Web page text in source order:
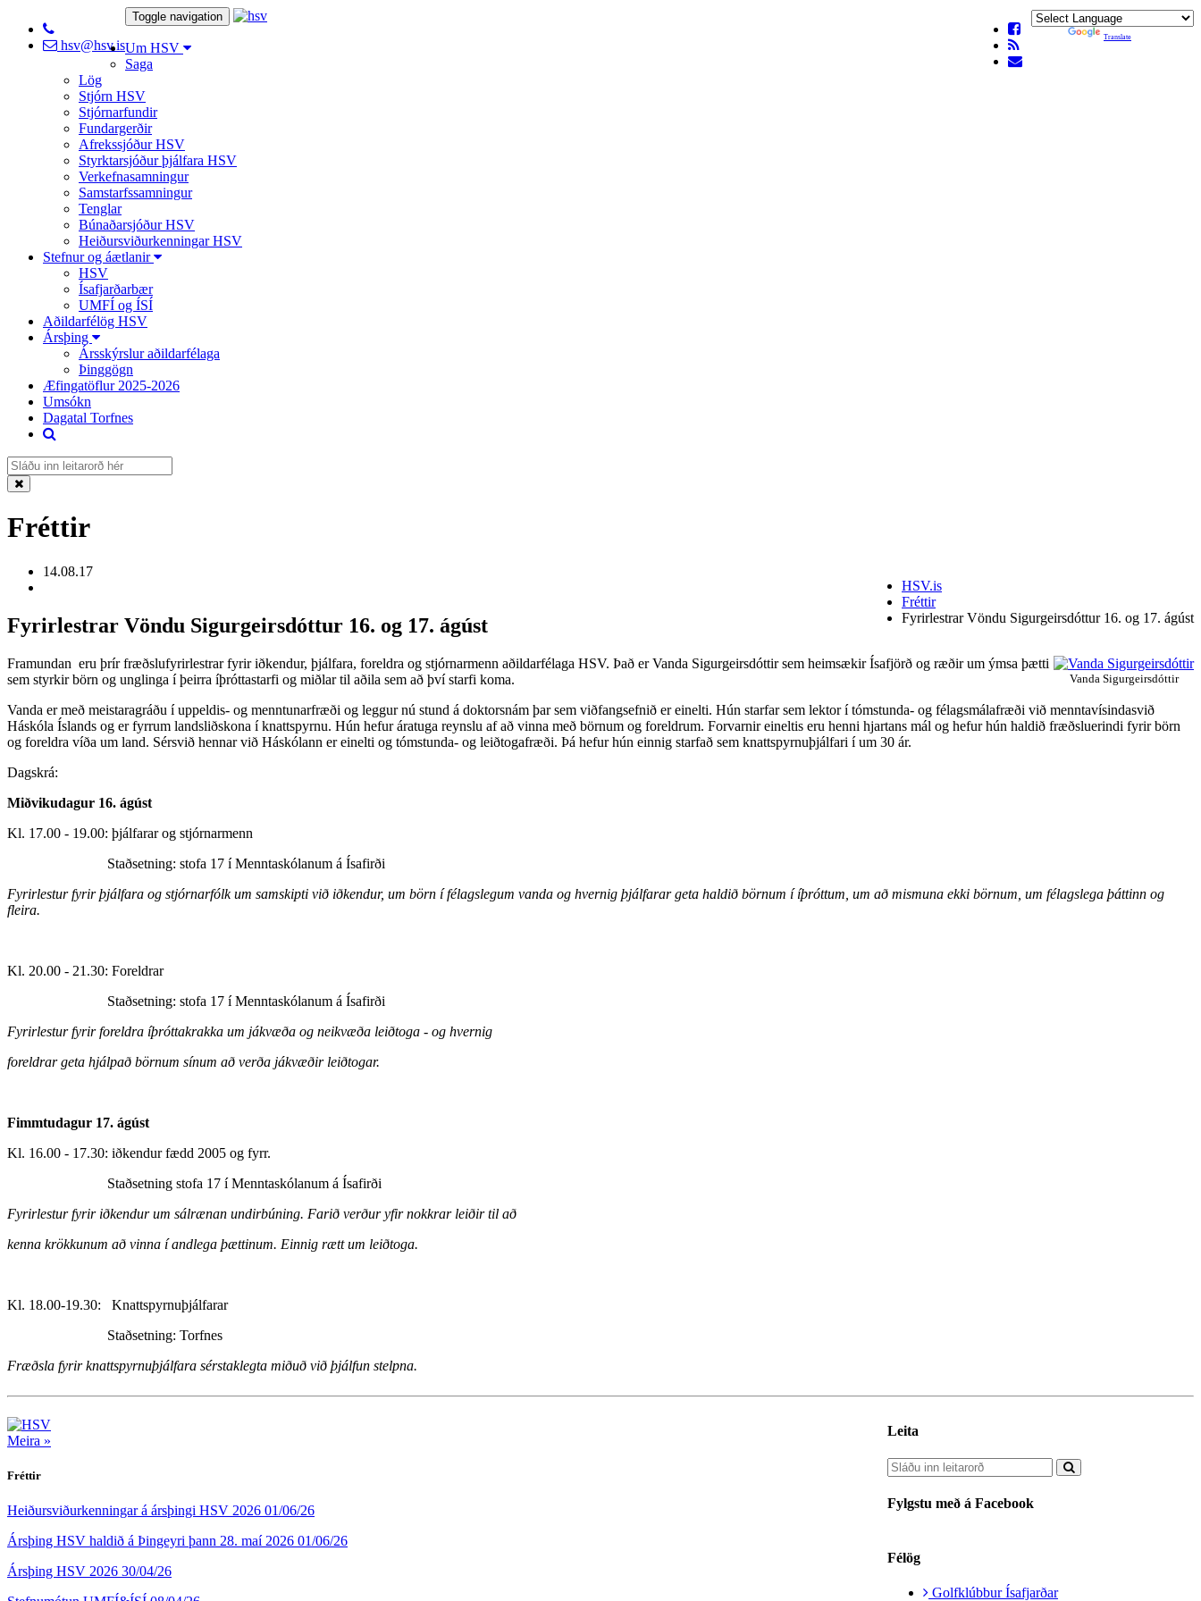
hsv@hsv.is
Translate
Toggle navigation
Um HSV
Saga
Lög
Stjórn HSV
Stjórnarfundir
Fundargerðir
Afrekssjóður HSV
Styrktarsjóður þjálfara HSV
Verkefnasamningur
Samstarfssamningur
Tenglar
Búnaðarsjóður HSV
Heiðursviðurkenningar HSV
Stefnur og áætlanir
HSV
Ísafjarðarbær
UMFÍ og ÍSÍ
Aðildarfélög HSV
Ársþing
Ársskýrslur aðildarfélaga
Þinggögn
Æfingatöflur 2025-2026
Umsókn
Dagatal Torfnes
Fréttir
HSV.is
Fréttir
Fyrirlestrar Vöndu Sigurgeirsdóttur 16. og 17. ágúst
14.08.17
Fyrirlestrar Vöndu Sigurgeirsdóttur 16. og 17. ágúst
Vanda Sigurgeirsdóttir
Framundan eru þrír fræðslufyrirlestrar fyrir iðkendur, þjálfara, foreldra og stjórnarmenn aðildarfélaga HSV. Það er Vanda Sigurgeirsdóttir sem heimsækir Ísafjörð og ræðir um ýmsa þætti
sem styrkir börn og unglinga í þeirra íþróttastarfi og miðlar til aðila sem að því starfi koma.
Vanda er með meistaragráðu í uppeldis- og menntunarfræði og leggur nú stund á doktorsnám þar sem viðfangsefnið er einelti. Hún starfar sem lektor í tómstunda- og félagsmálafræði við menntavísindasvið
Háskóla Íslands og er fyrrum landsliðskona í knattspyrnu. Hún hefur áratuga reynslu af að vinna með börnum og foreldrum. Forvarnir eineltis eru henni hjartans mál og hefur hún haldið fræðsluerindi fyrir börn
og foreldra víða um land. Sérsvið hennar við Háskólann er einelti og tómstunda- og leiðtogafræði. Þá hefur hún einnig starfað sem knattspyrnuþjálfari í um 30 ár.
Dagskrá:
Miðvikudagur 16. ágúst
Kl. 17.00 - 19.00: þjálfarar og stjórnarmenn
Staðsetning: stofa 17 í Menntaskólanum á Ísafirði
Fyrirlestur fyrir þjálfara og stjórnarfólk um samskipti við iðkendur, um börn í félagslegum vanda og hvernig þjálfarar geta haldið börnum í íþróttum, um að mismuna ekki börnum, um félagslega þáttinn og
fleira.
Kl. 20.00 - 21.30: Foreldrar
Staðsetning: stofa 17 í Menntaskólanum á Ísafirði
Fyrirlestur fyrir foreldra íþróttakrakka um jákvæða og neikvæða leiðtoga - og hvernig
foreldrar geta hjálpað börnum sínum að verða jákvæðir leiðtogar.
Fimmtudagur 17. ágúst
Kl. 16.00 - 17.30: iðkendur fædd 2005 og fyrr.
Staðsetning stofa 17 í Menntaskólanum á Ísafirði
Fyrirlestur fyrir iðkendur um sálrænan undirbúning. Farið verður yfir nokkrar leiðir til að
kenna krökkunum að vinna í andlega þættinum. Einnig rætt um leiðtoga.
Kl. 18.00-19.30: Knattspyrnuþjálfarar
Staðsetning: Torfnes
Fræðsla fyrir knattspyrnuþjálfara sérstaklegta miðuð við þjálfun stelpna.
Leita
Fylgstu með á Facebook
Félög
Golfklúbbur Ísafjarðar
Meira »
Fréttir
Heiðursviðurkenningar á ársþingi HSV 2026 01/06/26
Ársþing HSV haldið á Þingeyri þann 28. maí 2026 01/06/26
Ársþing HSV 2026 30/04/26